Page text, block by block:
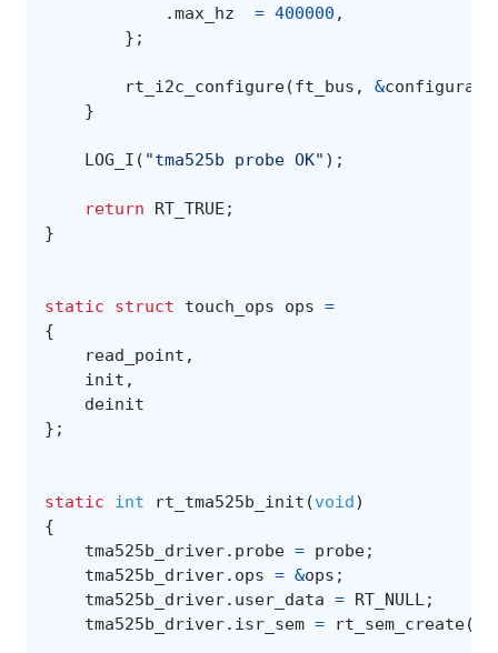
.max_hz = 400000 ,
};
rt_i2c_configure(ft_bus , &
}
LOG_I ( "tma525b probe OK" );
return RT_TRUE ;
}
static struct touch_ops ops =
{
read_point ,
init ,
deinit
};
static int rt_tma525b_init (void)
{
tma525b_driver. probe = probe;
tma525b_driver. ops = &ops ;
tma525b_driver. user_data = RT_NULL;
tma525b_driver. isr_sem = rt_sem_create(